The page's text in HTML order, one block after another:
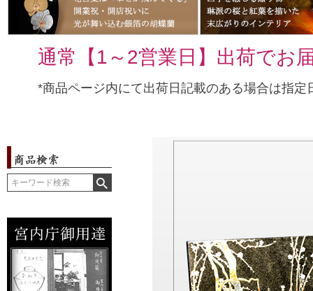
通常【1～2営業日】出荷でお
*商品ページ内にて出荷日記載のある場合は指定